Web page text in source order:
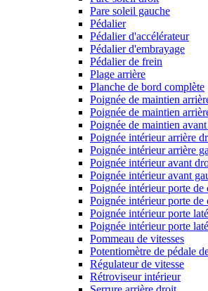
Pare soleil gauche
Pédalier
Pédalier d'accélérateur
Pédalier d'embrayage
Pédalier de frein
Plage arrière
Planche de bord complète
Poignée de maintien
Poignée de maintien
Poignée de maintien
Poignée intérieur arrière
Poignée intérieur arrière
Poignée intérieur avant
Poignée intérieur avant
Poignée intérieur porte
Poignée intérieur porte de
Poignée intérieur porte
Poignée intérieur porte
Pommeau de vitesses
Potentiomètre de pédale
Régulateur de vitesse
Rétroviseur intérieur